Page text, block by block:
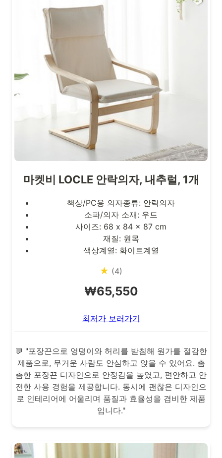
마켓비 LOCLE 안락의자, 내추럴, 1개
책상/PC용 의자종류: 안락의자
소파/의자 소재: 우드
사이즈: 68 x 84 x 87 cm
재질: 원목
색상계열: 화이트계열
★ (4)
₩65,550
최저가 보러가기
💬 "포장끈으로 엉덩이와 허리를 받침해 원가를 절감한
제품으로, 무거운 사람도 안심하고 앉을 수 있어요. 촘
촘한 포장끈 디자인으로 안정감을 높였고, 편안하고 안
전한 사용 경험을 제공합니다. 동시에 괜찮은 디자인으
로 인테리어에 어울리며 품질과 효율성을 겸비한 제품
입니다."